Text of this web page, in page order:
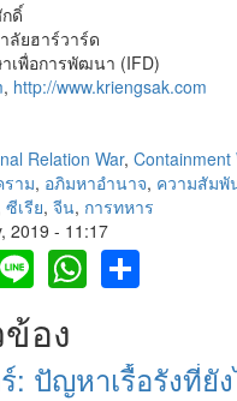
ดิ์
ลัยฮาร์วาร์ด
เพื่อการพัฒนา (IFD)
, http://www.kriengsak.com
Relation War, Containment
ราม, อภิมหาอำนาจ, ความสัมพั
ซีเรีย, จีน, การทหาร
2019 - 11:17
LineWhatsApp
อง
: ปัญหาเรื้อรังที่ยั